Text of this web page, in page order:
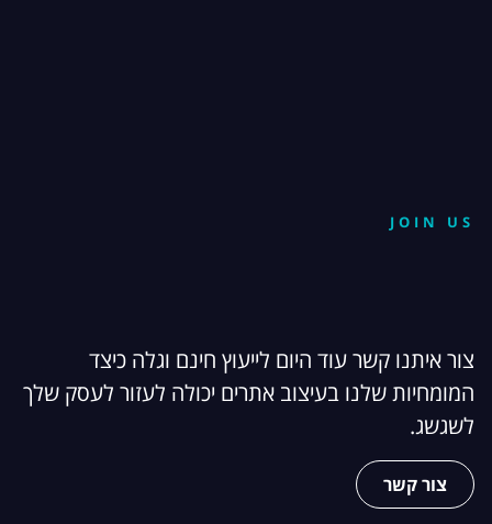
JOIN US
צור איתנו קשר עוד היום לייעוץ חינם וגלה כיצד
המומחיות שלנו בעיצוב אתרים יכולה לעזור לעסק שלך
לשגשג.
צור קשר